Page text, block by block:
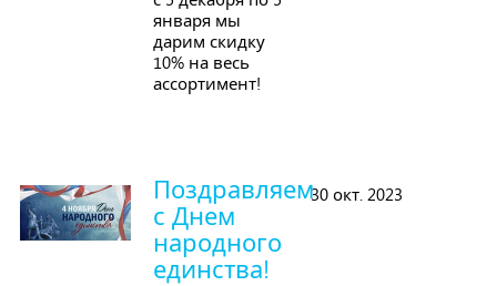
января мы
дарим скидку
10% на весь
ассортимент!
30 окт. 2023
Поздравляем
с Днем
народного
единства!